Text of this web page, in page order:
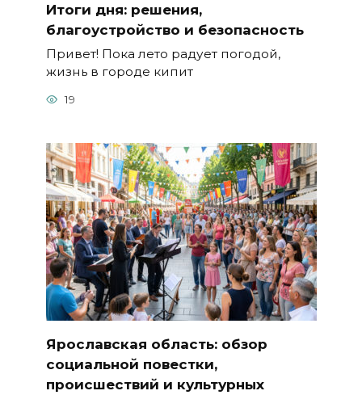
Итоги дня: решения,
благоустройство и безопасность
Привет! Пока лето радует погодой,
жизнь в городе кипит
19
Ярославская область: обзор
социальной повестки,
происшествий и культурных